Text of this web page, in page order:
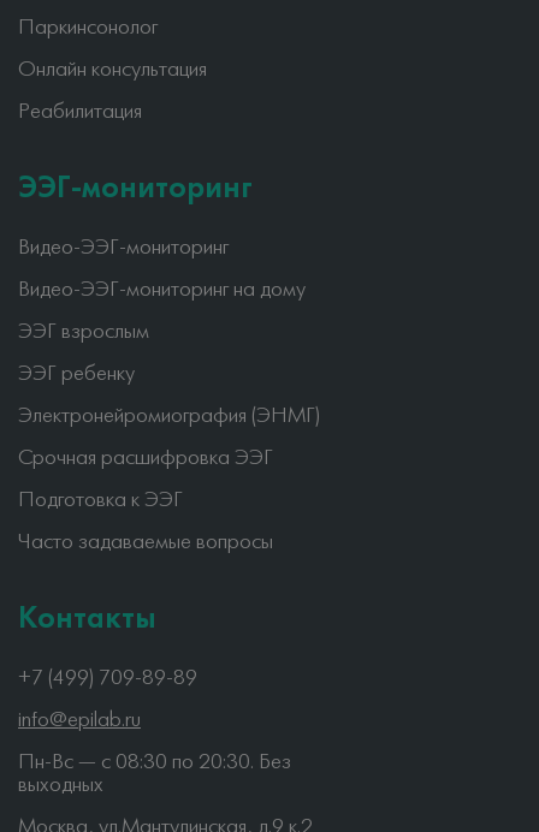
Паркинсонолог
Онлайн консультация
Реабилитация
ЭЭГ-мониторинг
Видео-ЭЭГ-мониторинг
Видео-ЭЭГ-мониторинг на дому
ЭЭГ взрослым
ЭЭГ ребенку
Электронейромиография (ЭНМГ)
Срочная расшифровка ЭЭГ
Подготовка к ЭЭГ
Часто задаваемые вопросы
Контакты
+7 (499) 709-89-89
info@epilab.ru
Пн-Вс — c 08:30 по 20:30. Без
выходных
Москва, ул.Мантулинская, д.9 к.2